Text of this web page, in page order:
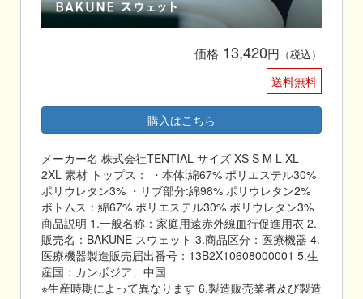
価格 13,420円 （税込）
送料無料
購入はこちら
メーカー名 株式会社TENTIAL サイズ XS S M L XL
2XL 素材 トップス： ・本体:綿67% ポリエステル30%
ポリウレタン3% ・リブ部分:綿98% ポリウレタン2%
ボトムス：綿67% ポリエステル30% ポリウレタン3%
商品説明 1.一般名称：家庭用遠赤外線血行促進用衣 2.
販売名：BAKUNE スウェット 3.商品区分：医療機器 4.
医療機器製造販売届出番号：13B2X10608000001 5.生
産国：カンボジア、中国
※生産時期によって異なります 6.製造販売業者及び製造